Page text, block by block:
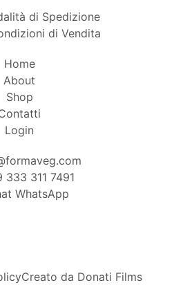
di Spedizione
di Vendita
Home
About
Shop
Login
333 311 7491
WhatsApp
Creato da Donati Films